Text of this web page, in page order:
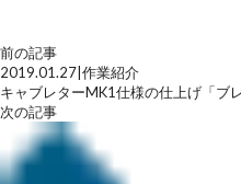
前の記事
2019.01.27 作業紹介
キャブレターMK1仕様の仕上げ「ブ
次の記事